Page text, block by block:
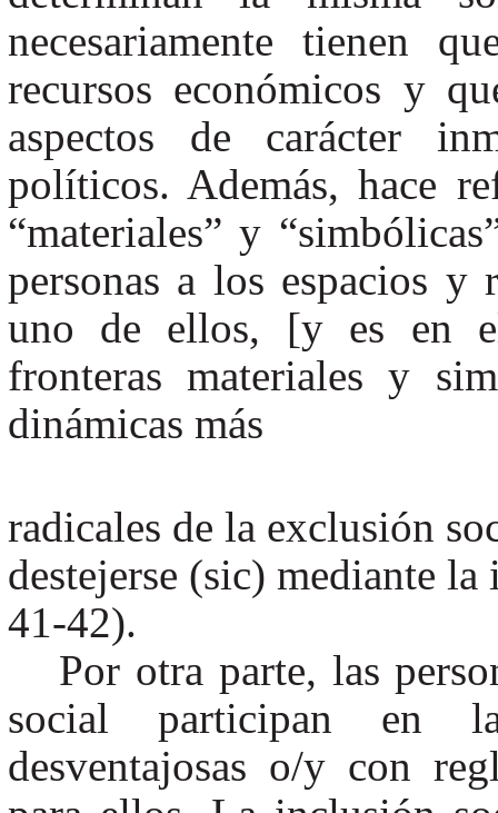
necesariamente tienen
recursos económicos y
aspectos de carácter
políticos. Además, hace
“materiales” y
personas a los espacios y
uno de ellos, [y es en
fronteras materiales y
dinámicas más
radicales de la exclusión
destejerse (sic) mediante
41-42).
Por otra parte, las
social participan en
desventajosas o/y con